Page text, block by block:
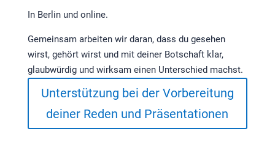
In Berlin und online.
Gemeinsam arbeiten wir daran, dass du gesehen
wirst, gehört wirst und mit deiner Botschaft klar,
glaubwürdig und wirksam einen Unterschied machst.
Unterstützung bei der Vorbereitung
deiner Reden und Präsentationen